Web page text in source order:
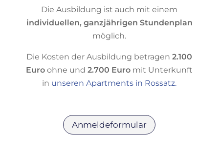
Die Ausbildung ist auch mit einem
individuellen, ganzjährigen Stundenplan
möglich.
Die Kosten der Ausbildung betragen2.100
Euro ohne und2.700 Euro mit Unterkunft
in unseren Apartments in Rossatz.
Anmeldeformular